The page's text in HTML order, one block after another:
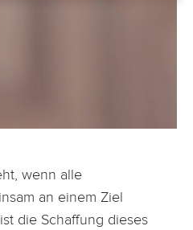
wenn alle
an einem Ziel
die Schaffung dieses